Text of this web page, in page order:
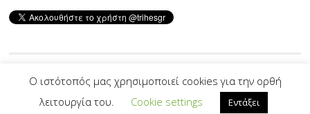
Copyright © 2026 ΤΡΙΧΕΣ. All Rights Reserved.
Designed by
Developed By -|PVS|-
Ο ιστότοπός μας χρησιμοποιεί cookies για την ορθή
λειτουργία του.
Cookie settings Εντάξει